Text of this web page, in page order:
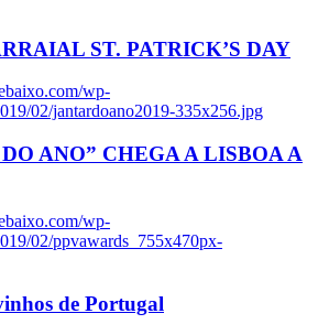
ST. PATRICK’S DAY
wp-
02/jantardoano2019-335x256.jpg
ANO” CHEGA A LISBOA A
wp-
02/ppvawards_755x470px-
de Portugal